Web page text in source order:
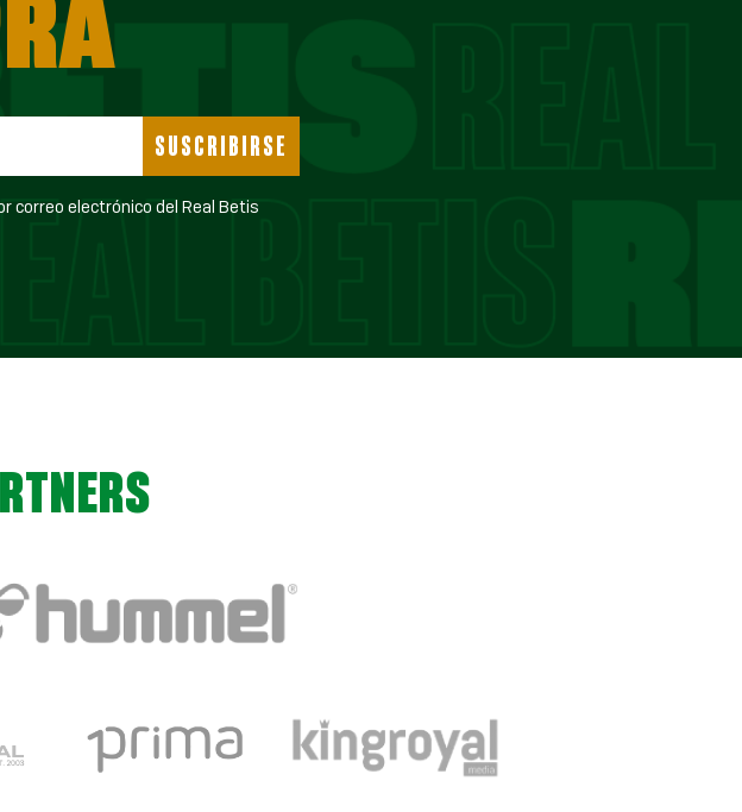
SUSCRIBIRSE
electrónico del Real Betis